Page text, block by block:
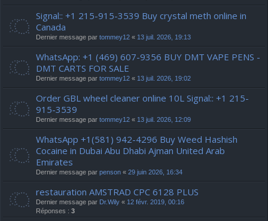
Signal:: +1 215-915-3539 Buy crystal meth online in
Canada
Dernier message par tommey12 « 13 juil. 2026, 19:13
WhatsApp: +1 (469) 607-9356 BUY DMT VAPE PENS -
DMT CARTS FOR SALE
Dernier message par tommey12 « 13 juil. 2026, 19:02
Order GBL wheel cleaner online 10L Signal:: +1 215-
915-3539
Dernier message par tommey12 « 13 juil. 2026, 12:09
WhatsApp +1(581) 942-4296 Buy Weed Hashish
Cocaine in Dubai Abu Dhabi Ajman United Arab
Emirates
Dernier message par penson « 29 juin 2026, 16:34
restauration AMSTRAD CPC 6128 PLUS
Dernier message par Dr.Wily « 12 févr. 2019, 00:16
Réponses : 3